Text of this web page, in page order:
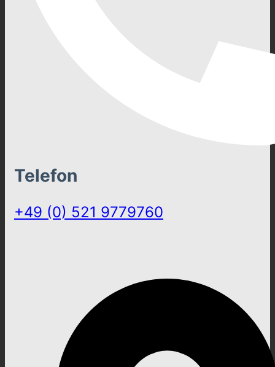
Telefon
+49 (0) 521 9779760